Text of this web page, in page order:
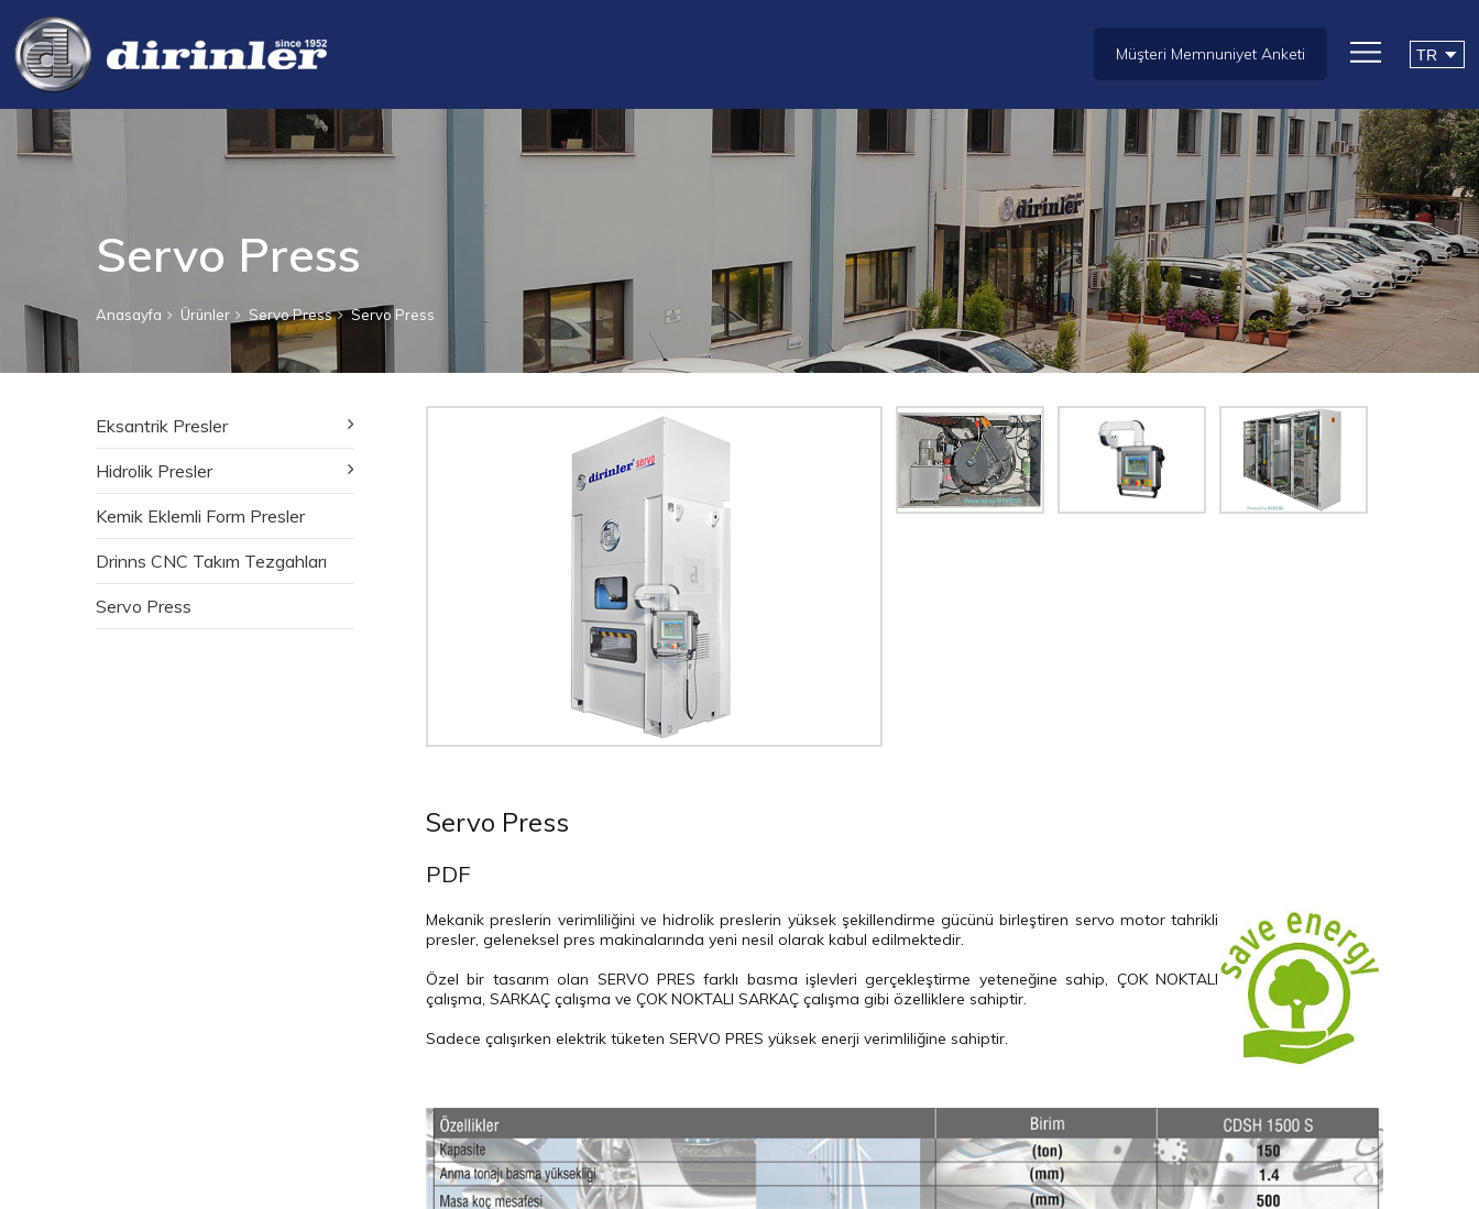
Müşteri Memnuniyet Anketi
Servo Press
Anasayfa Ürünler Servo Press Servo Press
Eksantrik Presler
Hidrolik Presler
Kemik Eklemli Form Presler
Drinns CNC Takım Tezgahları
Servo Press
Servo Press
PDF
Mekanik preslerin verimliliğini ve hidrolik preslerin yüksek şekillendirme gücünü birleştiren servo motor tahrikli
presler, geleneksel pres makinalarında yeni nesil olarak kabul edilmektedir.
Özel bir tasarım olan SERVO PRES farklı basma işlevleri gerçekleştirme yeteneğine sahip, ÇOK NOKTALI
çalışma, SARKAÇ çalışma ve ÇOK NOKTALI SARKAÇ çalışma gibi özelliklere sahiptir.
Sadece çalışırken elektrik tüketen SERVO PRES yüksek enerji verimliliğine sahiptir.